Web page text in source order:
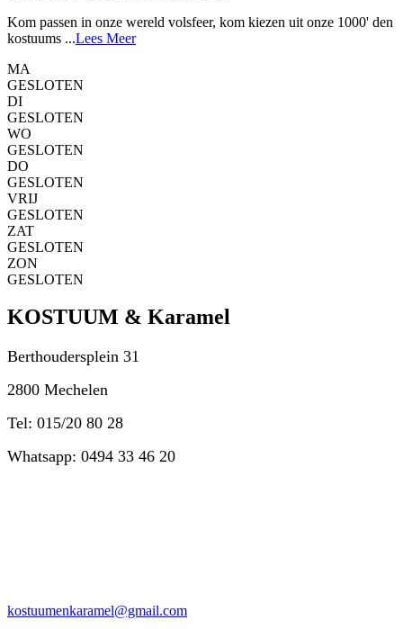
Kom passen in onze wereld volsfeer, kom kiezen uit onze 1000' den
kostuums ...Lees Meer
MA
GESLOTEN
DI
GESLOTEN
WO
GESLOTEN
DO
GESLOTEN
VRIJ
GESLOTEN
ZAT
GESLOTEN
ZON
GESLOTEN
KOSTUUM & Karamel
Berthoudersplein 31
2800 Mechelen
Tel: 015/20 80 28
Whatsapp: 0494 33 46 20
kostuumenkaramel@gmail.com